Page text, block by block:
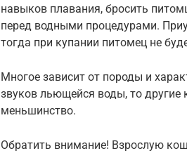
навыков плавания, бросить
перед водными процедурами.
тогда при купании питомец не
Многое зависит от породы и
звуков льющейся воды, то
меньшинство.
Обратить внимание! Взрослую